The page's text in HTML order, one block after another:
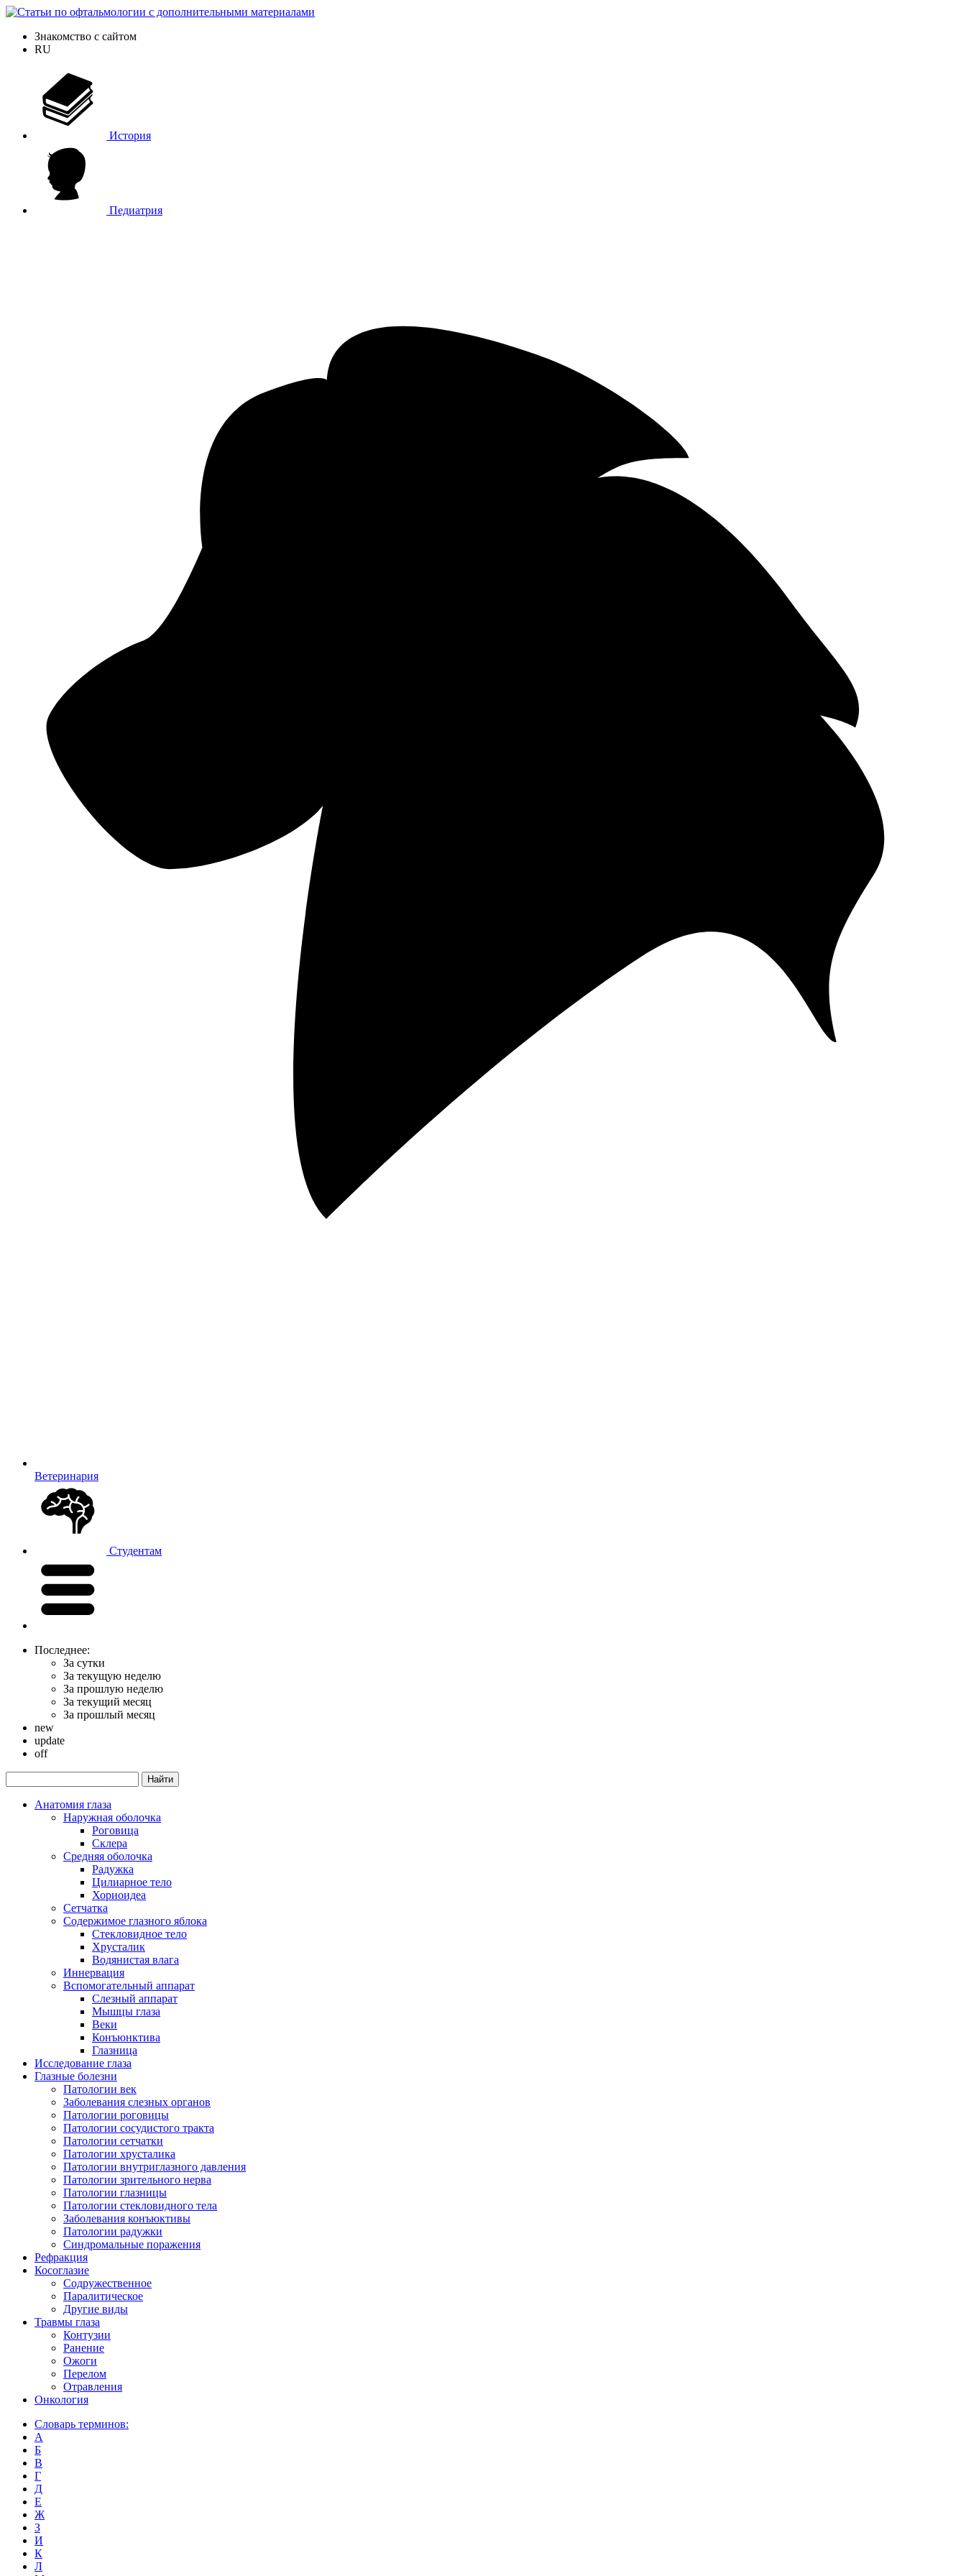
Знакомство с сайтом
RU
История
Педиатрия
Ветеринария
Студентам
Последнее:
За сутки
За текущую неделю
За прошлую неделю
За текущий месяц
За прошлый месяц
new
update
off
Анатомия глаза
Наружная оболочка
Роговица
Склера
Средняя оболочка
Радужка
Цилиарное тело
Хориоидеа
Сетчатка
Содержимое глазного яблока
Стекловидное тело
Хрусталик
Водянистая влага
Иннервация
Вспомогательный аппарат
Слезный аппарат
Мышцы глаза
Веки
Конъюнктива
Глазница
Исследование глаза
Глазные болезни
Патологии век
Заболевания слезных органов
Патологии роговицы
Патологии сосудистого тракта
Патологии сетчатки
Патологии хрусталика
Патологии внутриглазного давления
Патологии зрительного нерва
Патологии глазницы
Патологии стекловидного тела
Заболевания конъюктивы
Патологии радужки
Синдромальные поражения
Рефракция
Косоглазие
Содружественное
Паралитическое
Другие виды
Травмы глаза
Контузии
Ранениe
Ожоги
Перелом
Отравления
Онкология
Словарь терминов:
А
Б
В
Г
Д
Е
Ж
З
И
К
Л